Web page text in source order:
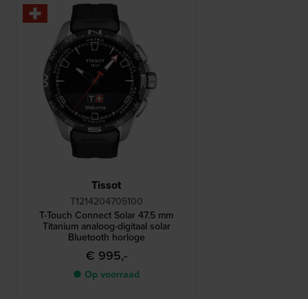
Tissot
T1214204705100
T-Touch Connect Solar 47.5 mm
Titanium analoog-digitaal solar
Bluetooth horloge
€ 995,-
● Op voorraad